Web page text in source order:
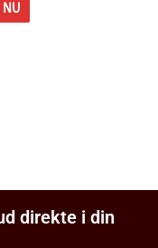
direkte i din